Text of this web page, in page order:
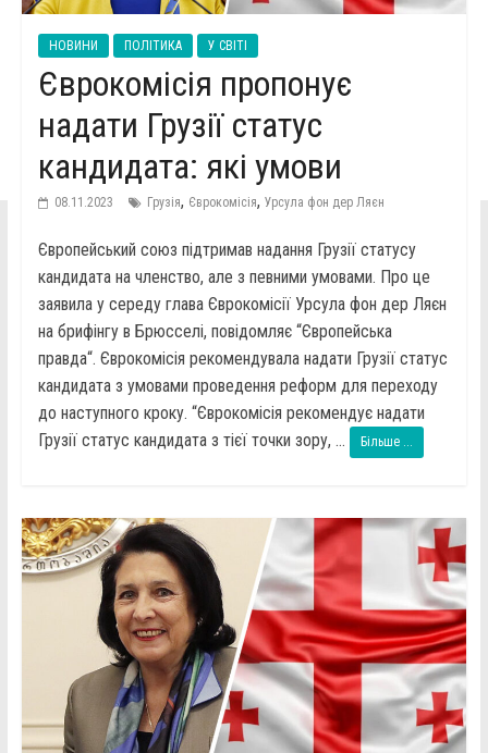
НОВИНИ ПОЛІТИКА У СВІТІ
Єврокомісія пропонує
надати Грузії статус
кандидата: які умови
08.11.2023 Грузія, Єврокомісія, Урсула фон дер Ляєн
Європейський союз підтримав надання Грузії статусу
кандидата на членство, але з певними умовами. Про це
заявила у середу глава Єврокомісії Урсула фон дер Ляєн
на брифінгу в Брюсселі, повідомляє “Європейська
правда“. Єврокомісія рекомендувала надати Грузії статус
кандидата з умовами проведення реформ для переходу
до наступного кроку. “Єврокомісія рекомендує надати
Грузії статус кандидата з тієї точки зору, ...
Більше ...